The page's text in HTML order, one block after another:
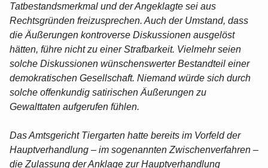
Tatbestandsmerkmal und der Angeklagte sei aus
Rechtsgründen freizusprechen. Auch der Umstand, dass
die Äußerungen kontroverse Diskussionen ausgelöst
hätten, führe nicht zu einer Strafbarkeit. Vielmehr seien
solche Diskussionen wünschenswerter Bestandteil einer
demokratischen Gesellschaft. Niemand würde sich durch
solche offenkundig satirischen Äußerungen zu
Gewalttaten aufgerufen fühlen.
Das Amtsgericht Tiergarten hatte bereits im Vorfeld der
Hauptverhandlung – im sogenannten Zwischenverfahren –
die Zulassung der Anklage zur Hauptverhandlung